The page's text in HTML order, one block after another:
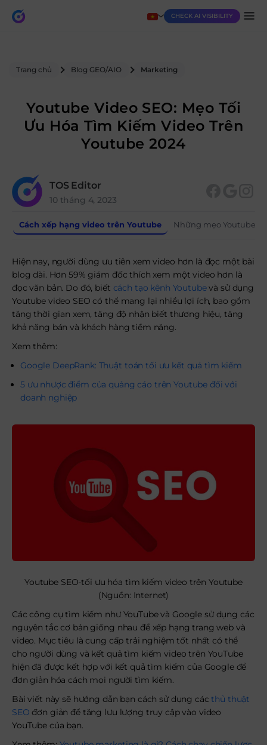
CHECK AI VISIBILITY
Trang chủ Blog GEO/AIO Marketing
Youtube Video SEO: Mẹo Tối
Ưu Hóa Tìm Kiếm Video Trên
Youtube 2024
TOS Editor
10 tháng 4, 2023
Cách xếp hạng video trên Youtube Những mẹo Youtube
Hiện nay, người dùng ưu tiên xem video hơn là đọc một bài
blog dài. Hơn 59% giám đốc thích xem một video hơn là
đọc văn bản. Do đó, biết cách tạo kênh Youtubevà sử dụng
Youtube video SEO có thể mang lại nhiều lợi ích, bao gồm
tăng thời gian xem, tăng độ nhận biết thương hiệu, tăng
khả năng bán và khách hàng tiềm năng.
Xem thêm:
Google DeepRank: Thuật toán tối ưu kết quả tìm kiếm
5 ưu nhược điểm của quảng cáo trên Youtube đối với
doanh nghiệp
Youtube SEO-tối ưu hóa tìm kiếm video trên Youtube
(Nguồn: Internet)
Các công cụ tìm kiếm như YouTube và Google sử dụng các
nguyên tắc cơ bản giống nhau để xếp hạng trang web và
video. Mục tiêu là cung cấp trải nghiệm tốt nhất có thể
cho người dùng và kết quả tìm kiếm video trên YouTube
hiện đã được kết hợp với kết quả tìm kiếm của Google để
đơn giản hóa cách mọi người tìm kiếm.
Bài viết này sẽ hướng dẫn bạn cách sử dụng cácthủ thuật
SEO đơn giản để tăng lưu lượng truy cập vào video
YouTube của bạn.